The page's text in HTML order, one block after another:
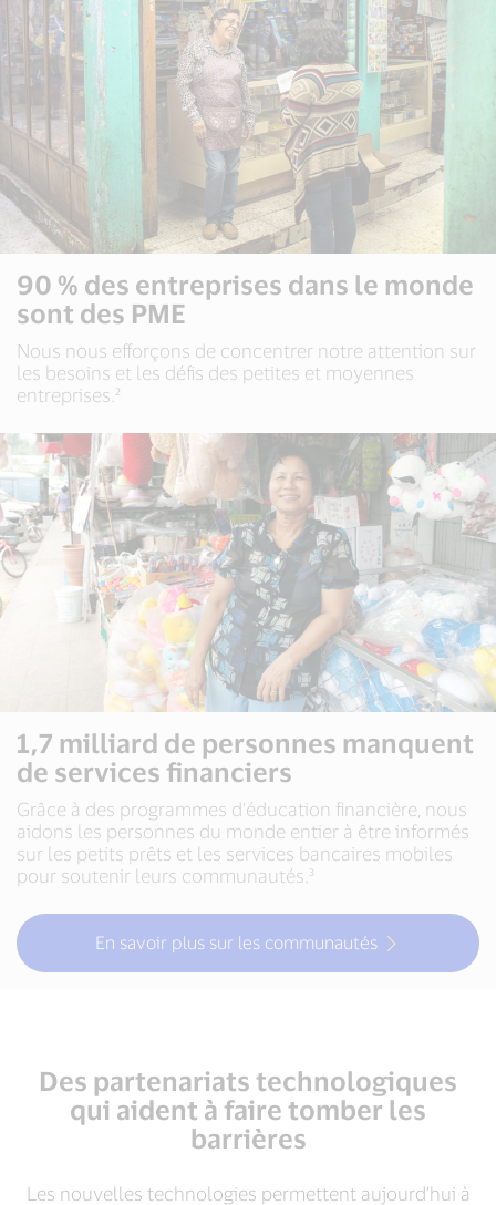
90 % des entreprises dans le monde
sont des PME
Nous nous efforçons de concentrer notre attention sur
les besoins et les défis des petites et moyennes
entreprises.²
1,7 milliard de personnes manquent
de services financiers
Grâce à des programmes d’éducation financière, nous
aidons les personnes du monde entier à être informés
sur les petits prêts et les services bancaires mobiles
pour soutenir leurs communautés.³
En savoir plus sur les communautés
Des partenariats technologiques
qui aident à faire tomber les
barrières
Les nouvelles technologies permettent aujourd’hui à